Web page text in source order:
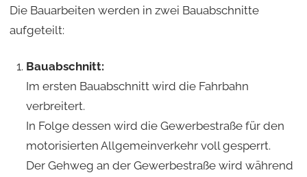
Die Bauarbeiten werden in zwei Bauabschnitte
aufgeteilt:
Bauabschnitt:
Im ersten Bauabschnitt wird die Fahrbahn
verbreitert.
In Folge dessen wird die Gewerbestraße für den
motorisierten Allgemeinverkehr voll gesperrt.
Der Gehweg an der Gewerbestraße wird während